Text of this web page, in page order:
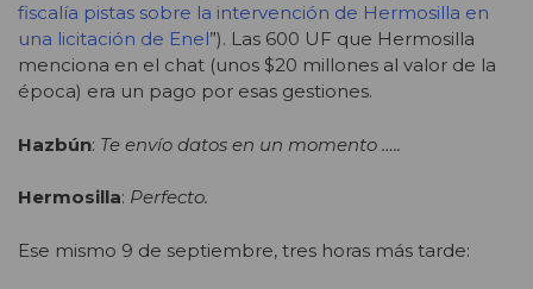
fiscalía pistas sobre la intervención de Hermosilla en
una licitación de Enel”). Las 600 UF que Hermosilla
menciona en el chat (unos $20 millones al valor de la
época) era un pago por esas gestiones.
Hazbún: Te envío datos en un momento …..
Hermosilla: Perfecto.
Ese mismo 9 de septiembre, tres horas más tarde: